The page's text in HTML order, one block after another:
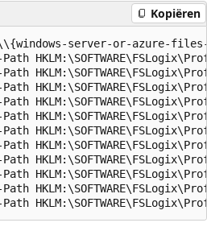
Kopiëren
server-or-azure-